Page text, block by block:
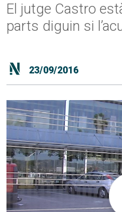
El jutge Castro
parts diguin si
23/09/2016